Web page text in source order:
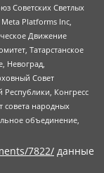
Советских Светлых
Platforms Inc,
Движение
Татарстанское
Невоград,
Совет
Республики, Конгресс
совета народных
объединение,
7822/ данные